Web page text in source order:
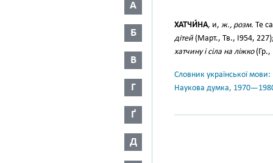
А
Б
В
Г
Ґ
Д
ХАТЧИ́НА, и, ж., розм. Те
дітей (Март., Тв., І954, 227);
хатчину і сіла на ліжко(Гр.,
Словник української
Наукова думка,